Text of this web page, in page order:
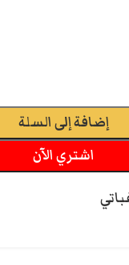
إضافة إلى السلة
اشتري الآن